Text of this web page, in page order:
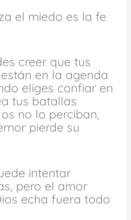
el miedo es la fe
creer que tus
en la agenda
eliges confiar en
tus batallas
no lo perciban,
pierde su
intentar
pero el amor
echa fuera todo